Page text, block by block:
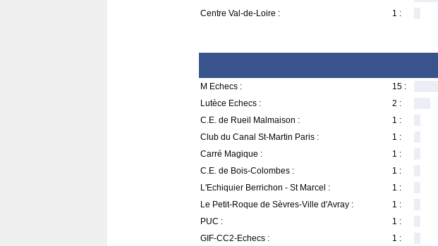
Centre Val-de-Loire :
1 :
M Echecs :
15 :
Lutèce Echecs :
2 :
C.E. de Rueil Malmaison :
1 :
Club du Canal St-Martin Paris :
1 :
Carré Magique :
1 :
C.E. de Bois-Colombes :
1 :
L'Echiquier Berrichon - St Marcel :
1 :
Le Petit-Roque de Sèvres-Ville d'Avray :
1 :
PUC :
1 :
GIF-CC2-Echecs :
1 :